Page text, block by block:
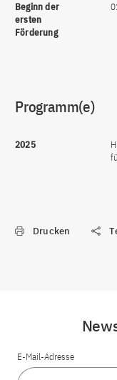
Beginn der
ersten
Förderung
Programm(e)
2025
Drucken
E-Mail-Adresse